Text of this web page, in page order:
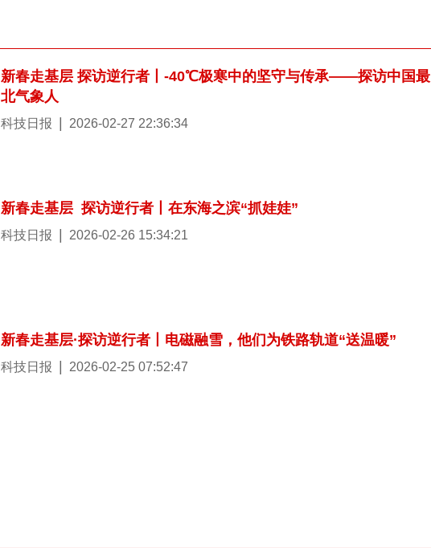
新春走基层 探访逆行者丨-40℃极寒中的坚守与传承——探访中国最
北气象人
科技日报 2026-02-27 22:36:34
新春走基层 探访逆行者丨在东海之滨“抓娃娃”
科技日报 2026-02-26 15:34:21
新春走基层·探访逆行者丨电磁融雪，他们为铁路轨道“送温暖”
科技日报 2026-02-25 07:52:47